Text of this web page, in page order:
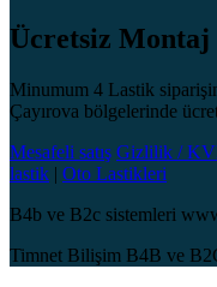
Ücretsiz Montaj
Minumum 4 Lastik
Çayırova bölgelerinde
Mesafeli satış Gizlilik /
lastik | Oto Lastikleri
B4b ve B2c sistemleri
Timnet Bilişim B4B ve